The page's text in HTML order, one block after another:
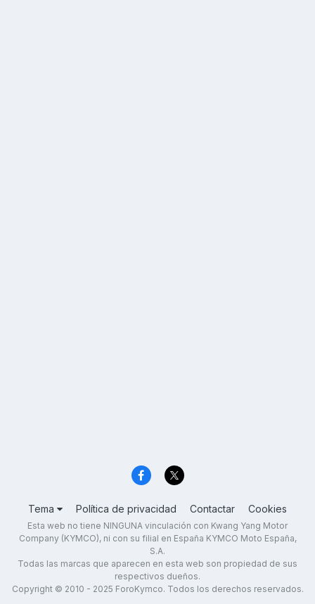
Tema Política de privacidad Contactar Cookies
Esta web no tiene NINGUNA vinculación con Kwang Yang Motor
Company (KYMCO), ni con su filial en España KYMCO Moto España,
S.A.
Todas las marcas que aparecen en esta web son propiedad de sus
respectivos dueños.
Copyright © 2010 - 2025 ForoKymco. Todos los derechos reservados.